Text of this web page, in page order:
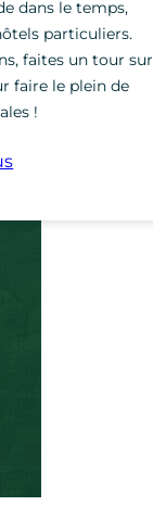
dans le temps,
particuliers.
faites un tour sur
faire le plein de
!